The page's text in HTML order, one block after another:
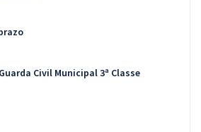
Civil Municipal 3ª Classe